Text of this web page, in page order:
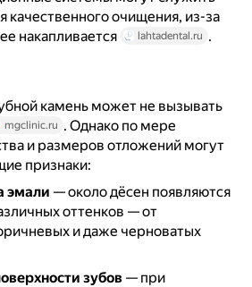
качественного очищения, из-за
накапливается
lahtadental.ru .
камень может не вызывать
mgclinic.ru . Однако по мере
и размеров отложений могут
признаки:
эмали — около дёсен появляются
оттенков — от
и даже черноватых
зубов — при